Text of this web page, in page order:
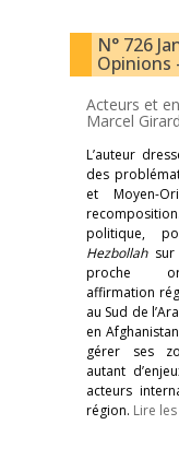
N° 726
Opinions
Acteurs et
Marcel
L’auteur
des
et Moyen-
politique,
Hezbollahsur
proche
affirmation
au Sud de
en
gérer ses
autant
acteurs
région. Lire